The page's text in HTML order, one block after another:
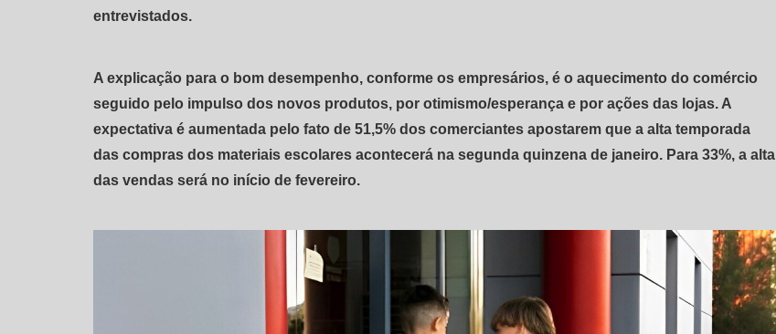
entrevistados.
A explicação para o bom desempenho, conforme os empresários, é o aquecimento do comércio
seguido pelo impulso dos novos produtos, por otimismo/esperança e por ações das lojas. A
expectativa é aumentada pelo fato de 51,5% dos comerciantes apostarem que a alta temporada
das compras dos materiais escolares acontecerá na segunda quinzena de janeiro. Para 33%, a alta
das vendas será no início de fevereiro.